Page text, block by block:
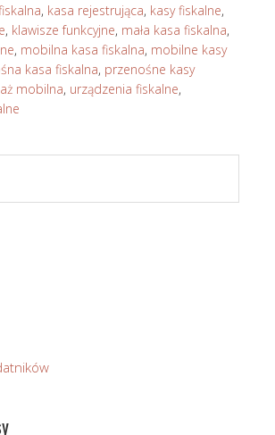
, kasa rejestrująca, kasy fiskalne,
, klawisze funkcyjne, mała kasa fiskalna,
, mobilna kasa fiskalna, mobilne kasy
kasa fiskalna, przenośne kasy
mobilna, urządzenia fiskalne,